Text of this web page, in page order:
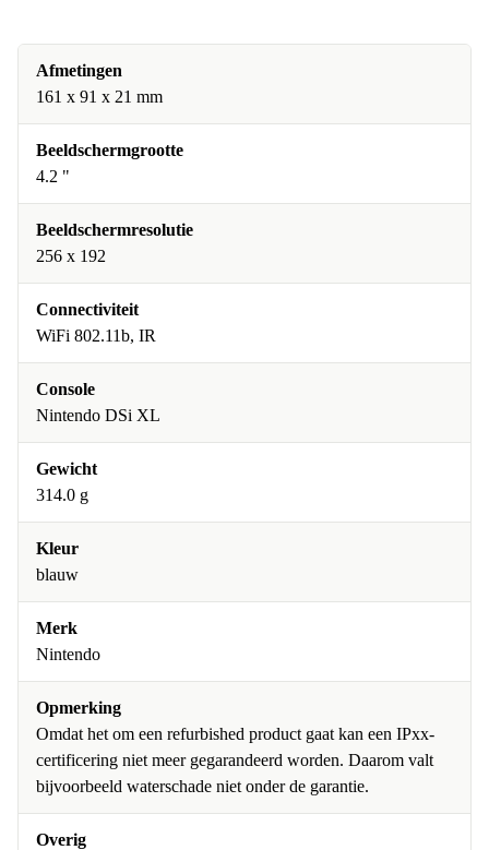
Afmetingen
161 x 91 x 21 mm
Beeldschermgrootte
4.2 "
Beeldschermresolutie
256 x 192
Connectiviteit
WiFi 802.11b, IR
Console
Nintendo DSi XL
Gewicht
314.0 g
Kleur
blauw
Merk
Nintendo
Opmerking
Omdat het om een refurbished product gaat kan een IPxx-
certificering niet meer gegarandeerd worden. Daarom valt
bijvoorbeeld waterschade niet onder de garantie.
Overig